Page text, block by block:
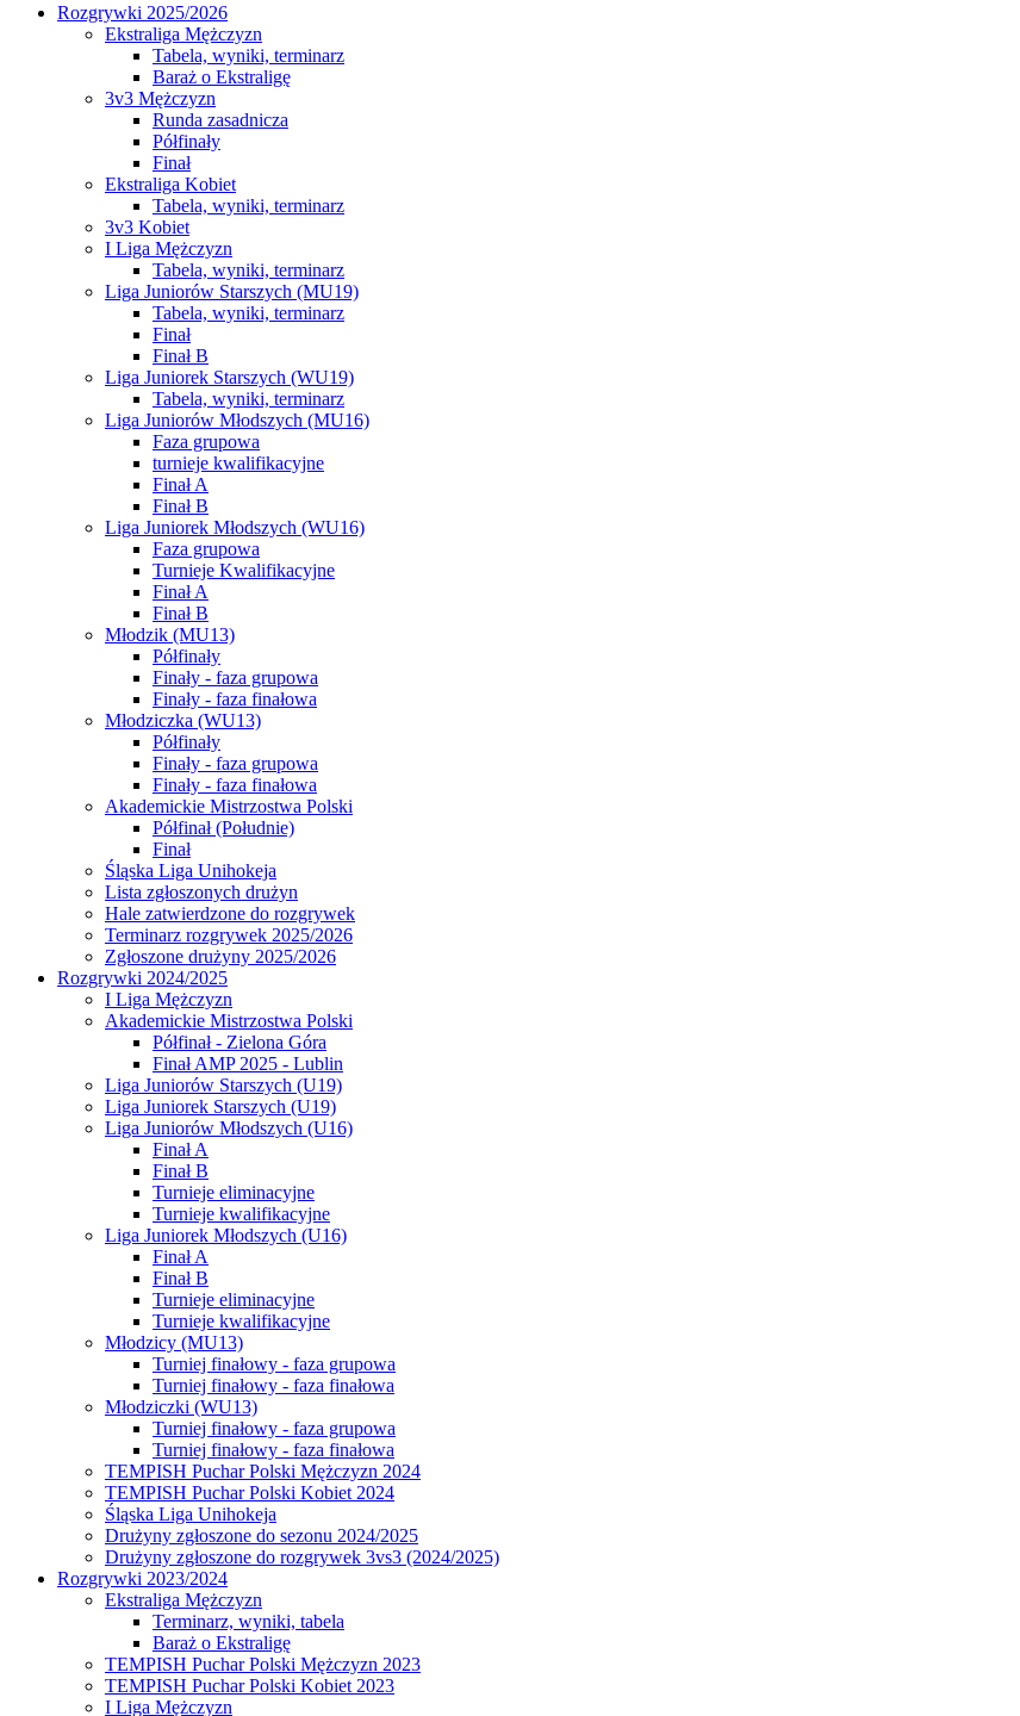
Rozgrywki 2025/2026
Ekstraliga Mężczyzn
Tabela, wyniki, terminarz
Baraż o Ekstraligę
3v3 Mężczyzn
Runda zasadnicza
Półfinały
Finał
Ekstraliga Kobiet
Tabela, wyniki, terminarz
3v3 Kobiet
I Liga Mężczyzn
Tabela, wyniki, terminarz
Liga Juniorów Starszych (MU19)
Tabela, wyniki, terminarz
Finał
Finał B
Liga Juniorek Starszych (WU19)
Tabela, wyniki, terminarz
Liga Juniorów Młodszych (MU16)
Faza grupowa
turnieje kwalifikacyjne
Finał A
Finał B
Liga Juniorek Młodszych (WU16)
Faza grupowa
Turnieje Kwalifikacyjne
Finał A
Finał B
Młodzik (MU13)
Półfinały
Finały - faza grupowa
Finały - faza finałowa
Młodziczka (WU13)
Półfinały
Finały - faza grupowa
Finały - faza finałowa
Akademickie Mistrzostwa Polski
Półfinał (Południe)
Finał
Śląska Liga Unihokeja
Lista zgłoszonych drużyn
Hale zatwierdzone do rozgrywek
Terminarz rozgrywek 2025/2026
Zgłoszone drużyny 2025/2026
Rozgrywki 2024/2025
I Liga Mężczyzn
Akademickie Mistrzostwa Polski
Półfinał - Zielona Góra
Finał AMP 2025 - Lublin
Liga Juniorów Starszych (U19)
Liga Juniorek Starszych (U19)
Liga Juniorów Młodszych (U16)
Finał A
Finał B
Turnieje eliminacyjne
Turnieje kwalifikacyjne
Liga Juniorek Młodszych (U16)
Finał A
Finał B
Turnieje eliminacyjne
Turnieje kwalifikacyjne
Młodzicy (MU13)
Turniej finałowy - faza grupowa
Turniej finałowy - faza finałowa
Młodziczki (WU13)
Turniej finałowy - faza grupowa
Turniej finałowy - faza finałowa
TEMPISH Puchar Polski Mężczyzn 2024
TEMPISH Puchar Polski Kobiet 2024
Śląska Liga Unihokeja
Drużyny zgłoszone do sezonu 2024/2025
Drużyny zgłoszone do rozgrywek 3vs3 (2024/2025)
Rozgrywki 2023/2024
Ekstraliga Mężczyzn
Terminarz, wyniki, tabela
Baraż o Ekstraligę
TEMPISH Puchar Polski Mężczyzn 2023
TEMPISH Puchar Polski Kobiet 2023
I Liga Mężczyzn